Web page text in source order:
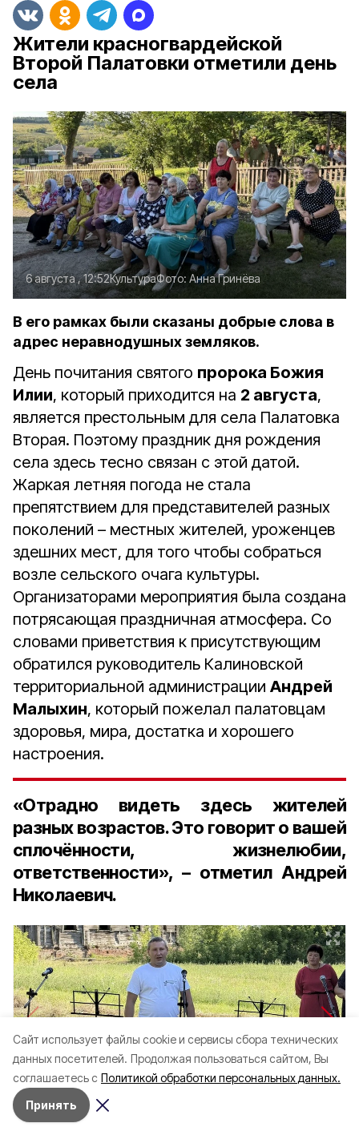
Cайт использует файлы cookie и сервисы сбора технических
данных посетителей. Продолжая пользоваться сайтом, Вы
соглашаетесь с Политикой обработки персональных данных.
Принять
Жители красногвардейской
Второй Палатовки отметили день
села
6 августа , 12:52КультураФото: Анна Гринёва
В его рамках были сказаны добрые слова в
адрес неравнодушных земляков.
День почитания святого пророка Божия
Илии, который приходится на 2 августа,
является престольным для села Палатовка
Вторая. Поэтому праздник дня рождения
села здесь тесно связан с этой датой.
Жаркая летняя погода не стала
препятствием для представителей разных
поколений – местных жителей, уроженцев
здешних мест, для того чтобы собраться
возле сельского очага культуры.
Организаторами мероприятия была создана
потрясающая праздничная атмосфера. Со
словами приветствия к присутствующим
обратился руководитель Калиновской
территориальной администрации Андрей
Малыхин, который пожелал палатовцам
здоровья, мира, достатка и хорошего
настроения.
«Отрадно видеть здесь жителей
разных возрастов. Это говорит о вашей
сплочённости, жизнелюбии,
ответственности», – отметил Андрей
Николаевич.